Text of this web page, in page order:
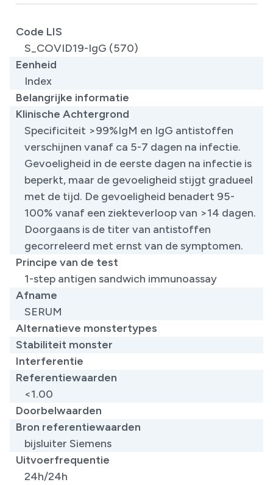
Code LIS
S_COVID19-IgG (570)
Eenheid
Index
Belangrijke informatie
Klinische Achtergrond
​Specificiteit >99%IgM en IgG antistoffen
verschijnen vanaf ca 5-7 dagen na infectie.
Gevoeligheid in de eerste dagen na infectie is
beperkt, maar de gevoeligheid stijgt gradueel
met de tijd. De gevoeligheid benadert 95-
100% vanaf een ziekteverloop van >14 dagen.
Doorgaans is de titer van antistoffen
gecorreleerd met ernst van de symptomen.
Principe van de test
​1-step antigen sandwich immunoassay
Afname
SERUM
Alternatieve monstertypes
Stabiliteit monster
Interferentie
Referentiewaarden
​<1.00
Doorbelwaarden
Bron referentiewaarden
​bijsluiter Siemens
Uitvoerfrequentie
24h/24h